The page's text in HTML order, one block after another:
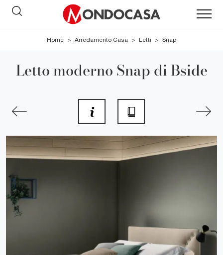
Home > Arredamento Casa > Letti > Snap
Letto moderno Snap di Bside